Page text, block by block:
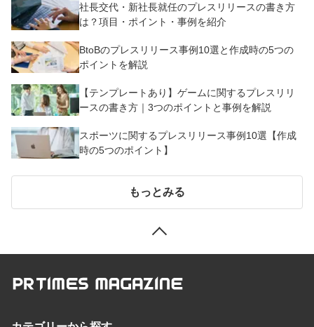
社長交代・新社長就任のプレスリリースの書き方
は？項目・ポイント・事例を紹介
BtoBのプレスリリース事例10選と作成時の5つの
ポイントを解説
【テンプレートあり】ゲームに関するプレスリリ
ースの書き方｜3つのポイントと事例を解説
スポーツに関するプレスリリース事例10選【作成
時の5つのポイント】
もっとみる